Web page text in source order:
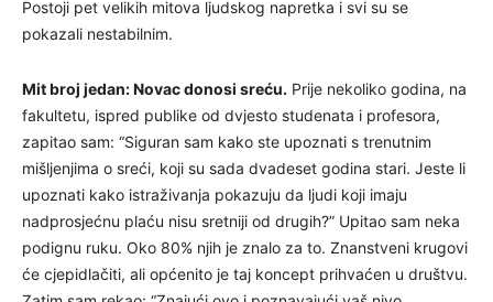
Postoji pet velikih mitova ljudskog napretka i svi su se
pokazali nestabilnim.
Mit broj jedan: Novac donosi sreću. Prije nekoliko godina, na
fakultetu, ispred publike od dvjesto studenata i profesora,
zapitao sam: “Siguran sam kako ste upoznati s trenutnim
mišljenjima o sreći, koji su sada dvadeset godina stari. Jeste li
upoznati kako istraživanja pokazuju da ljudi koji imaju
nadprosjećnu plaću nisu sretniji od drugih?” Upitao sam neka
podignu ruku. Oko 80% njih je znalo za to. Znanstveni krugovi
će cjepidlačiti, ali općenito je taj koncept prihvaćen u društvu.